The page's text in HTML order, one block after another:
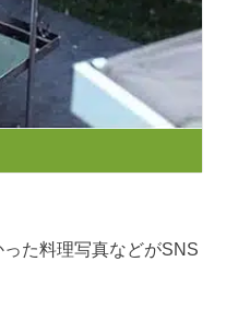
た料理写真などがSNS